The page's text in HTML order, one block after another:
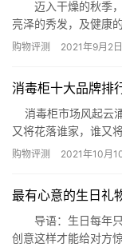
液等等。…
迈入干燥的秋季，
亮泽的秀发，及健康
女生还是男生，都应
排行榜：日本无硅
购物评测 2021年9月2日
消毒柜十大品牌排
消毒柜市场风起云
又将花落谁家，谁又
待。 消毒柜十大品
购物评测 2021年10月
最有心意的生日礼
导语：生日每年只
创意这样才能给对方